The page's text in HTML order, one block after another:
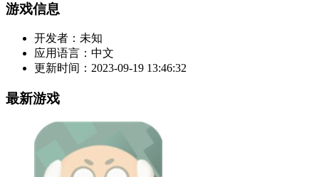
游戏信息
开发者： 未知
应用语言： 中文
更新时间： 2023-09-19 13:46:32
最新游戏